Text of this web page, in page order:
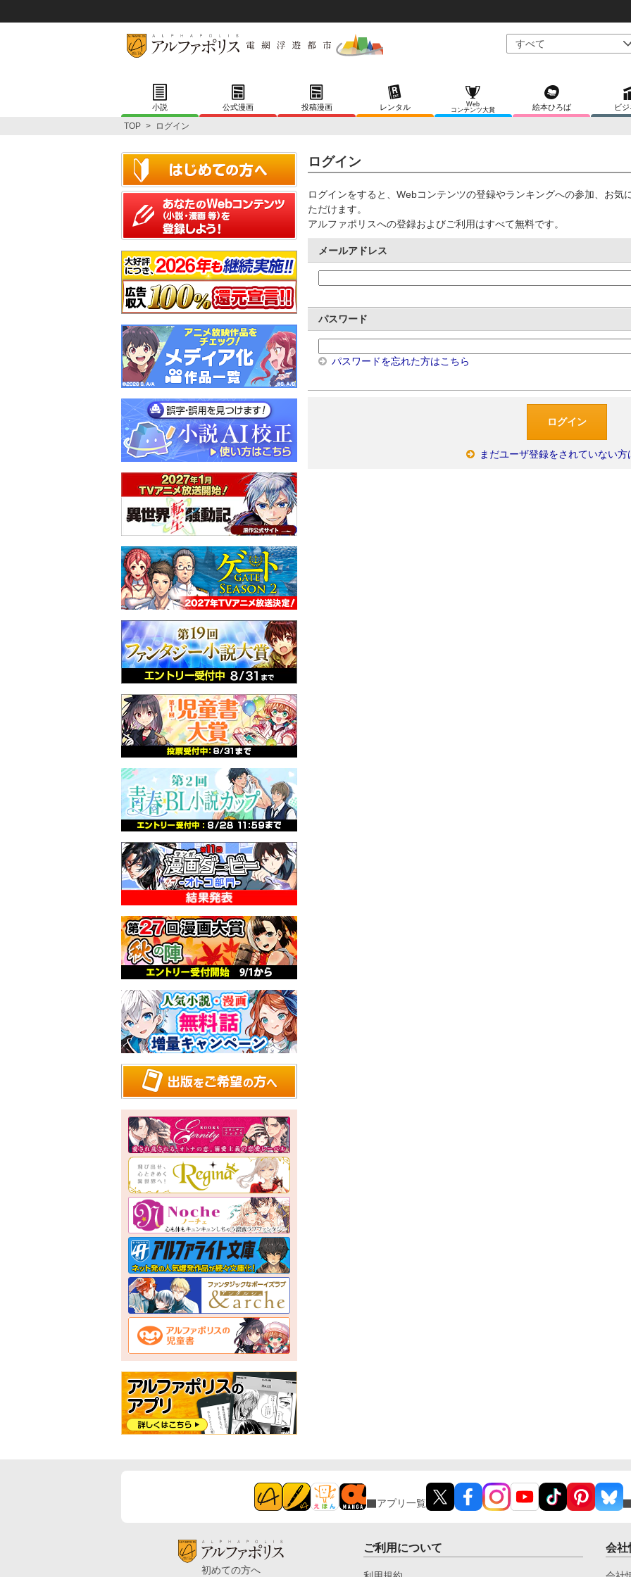
小説 公式漫画 投稿漫画 レンタル
Web
コンテンツ大賞
絵本ひろば ビ
TOP > ログイン
ログイン
ログインをすると、Webコンテンツの登録やランキングへの参加、お気
ただけます。
アルファポリスへの登録およびご利用はすべて無料です。
メールアドレス
パスワード
パスワードを忘れた方はこちら
まだユーザ登録をされていない方
アプリ一覧
初めての方へ
ご利用について 会社